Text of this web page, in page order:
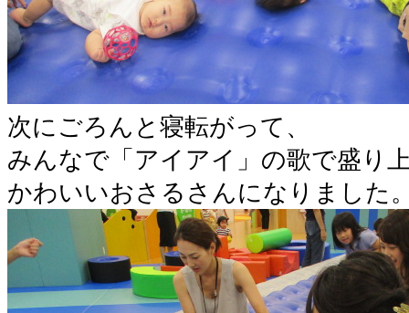
次にごろんと寝転がって、
みんなで「アイアイ」の歌で盛り
かわいいおさるさんになりました